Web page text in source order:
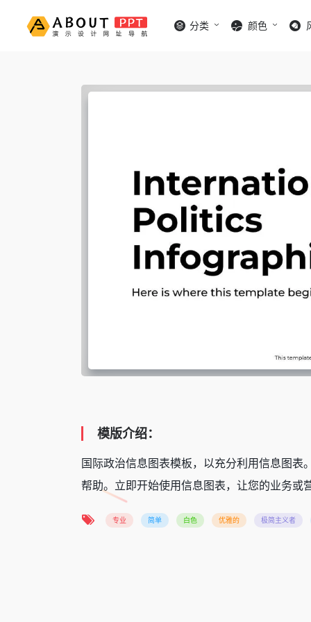
分类 颜色
模版介绍：
国际政治信息图表模板，以充分利用信息图
帮助。立即开始使用信息图表，让您的业务或
专业 简单 白色 优雅的 极简主义者